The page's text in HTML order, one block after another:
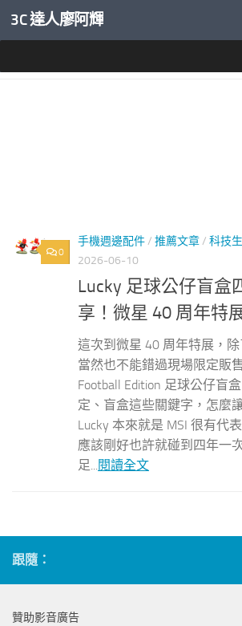
內文下方
3C 達人廖阿輝
0
手機週邊配件/ 推薦文章/ 科技
2026-06-10
Lucky 足球公仔盲盒
享！微星 40 周年特
這次到微星 40 周年特展，
當然也不能錯過現場限定販
Football Edition 足球公仔盲
定、盲盒這些關鍵字，怎麼
Lucky 本來就是 MSI 很有代
應該剛好也許就碰到四年一
足...閱讀全文
跟隨：
贊助影音廣告